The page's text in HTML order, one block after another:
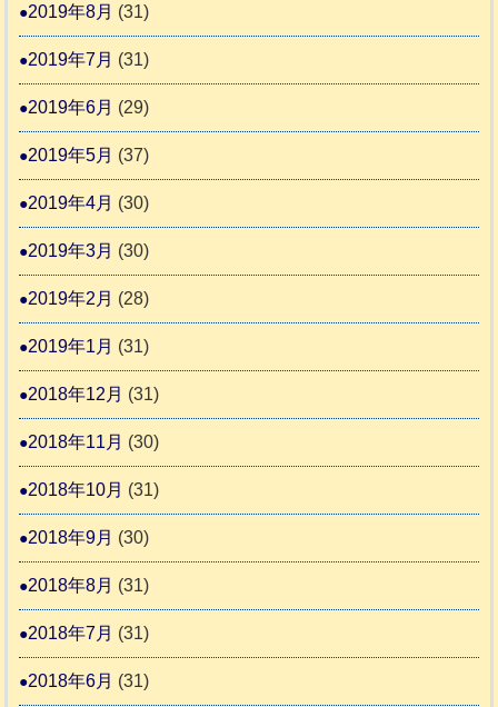
2019年8月 (31)
2019年7月 (31)
2019年6月 (29)
2019年5月 (37)
2019年4月 (30)
2019年3月 (30)
2019年2月 (28)
2019年1月 (31)
2018年12月 (31)
2018年11月 (30)
2018年10月 (31)
2018年9月 (30)
2018年8月 (31)
2018年7月 (31)
2018年6月 (31)